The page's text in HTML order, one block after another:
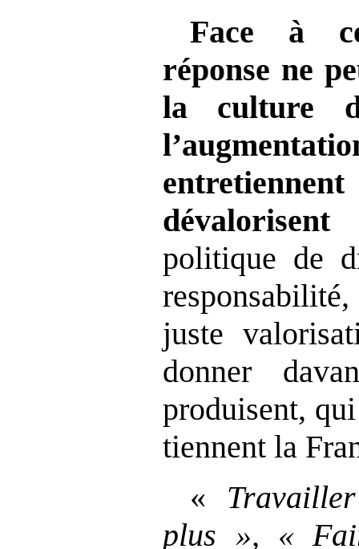
Face à
réponse ne
la culture
politique de
juste
donner
produisent,
tiennent la
«
plus », «